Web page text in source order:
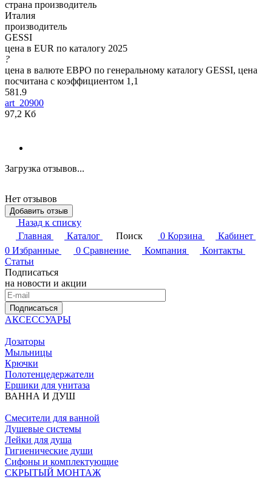
страна производитель
Италия
производитель
GESSI
цена в EUR по каталогу 2025
?
цена в валюте ЕВРО по генеральному каталогу GESSI, цена
посчитана с коэффициентом 1,1
581.9
art_20900
97,2 Кб
Загрузка отзывов...
Нет отзывов
Добавить отзыв
Назад к списку
Главная
Каталог Поиск 0 Корзина
Кабинет
0 Избранные 0 Сравнение Компания
Контакты
Статьи
Подписаться
на новости и акции
Подписаться
АКСЕССУАРЫ
Дозаторы
Мыльницы
Крючки
Полотенцедержатели
Ершики для унитаза
ВАННА И ДУШ
Смесители для ванной
Душевые системы
Лейки для душа
Гигиенические души
Сифоны и комплектующие
СКРЫТЫЙ МОНТАЖ